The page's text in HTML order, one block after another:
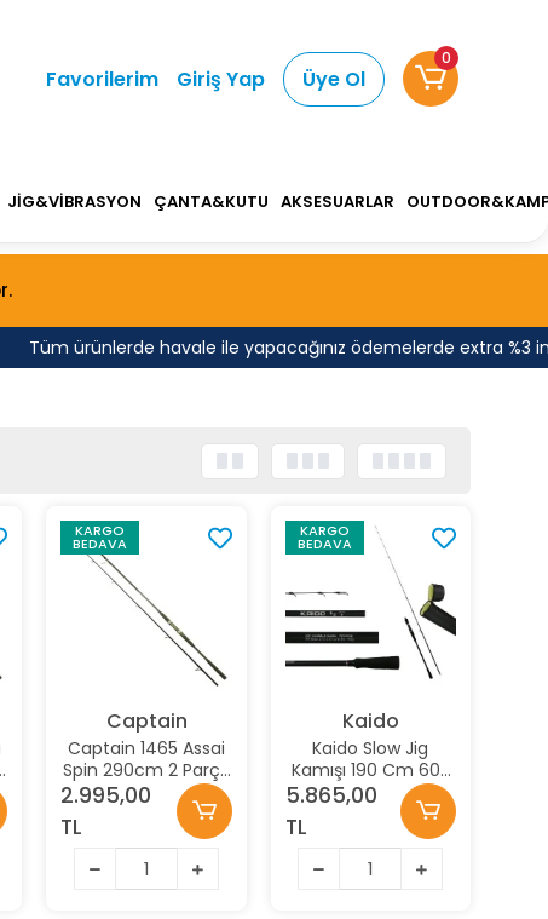
Tüm ürünlerde havale ile yapacağınız ödemelerde extra %3
Favorilerim Giriş Yap Üye Ol
0
JİG&VİBRASYON ÇANTA&KUTU AKSESUARLAR
KARGO
BEDAVA
Captain
Captain 1465 Assai
Spin 290cm 2 Parça
Shore Jig Kamışı
30-125gr Atar
2.995,00
TL
KARGO
BEDAVA
Kaido
Kaido Slow Jig
Kamışı 190 Cm 60-
100Gr Pe 1-2 Tetiksiz
5.865,00
TL